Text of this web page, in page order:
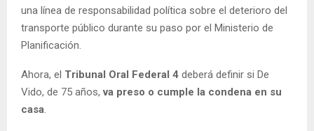
una línea de responsabilidad política sobre el deterioro del
transporte público durante su paso por el Ministerio de
Planificación.
Ahora, el Tribunal Oral Federal 4 deberá definir si De
Vido, de 75 años,va preso o cumple la condena en su
casa.